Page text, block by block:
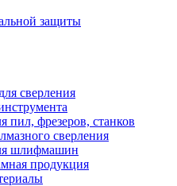
защиты
сверления
пил, фрезеров, станков
сверления
шлифмашин
продукция